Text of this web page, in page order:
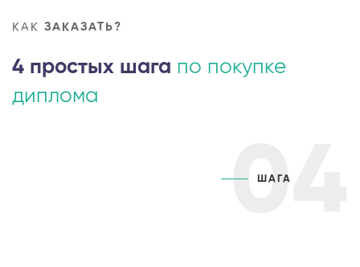
КАК ЗАКАЗАТЬ?
4 простых шага по покупке
диплома
04
ШАГА